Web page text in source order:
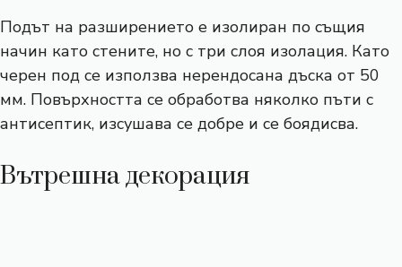
Подът на разширението е изолиран по същия
начин като стените, но с три слоя изолация. Като
черен под се използва нерендосана дъска от 50
мм. Повърхността се обработва няколко пъти с
антисептик, изсушава се добре и се боядисва.
Вътрешна декорация